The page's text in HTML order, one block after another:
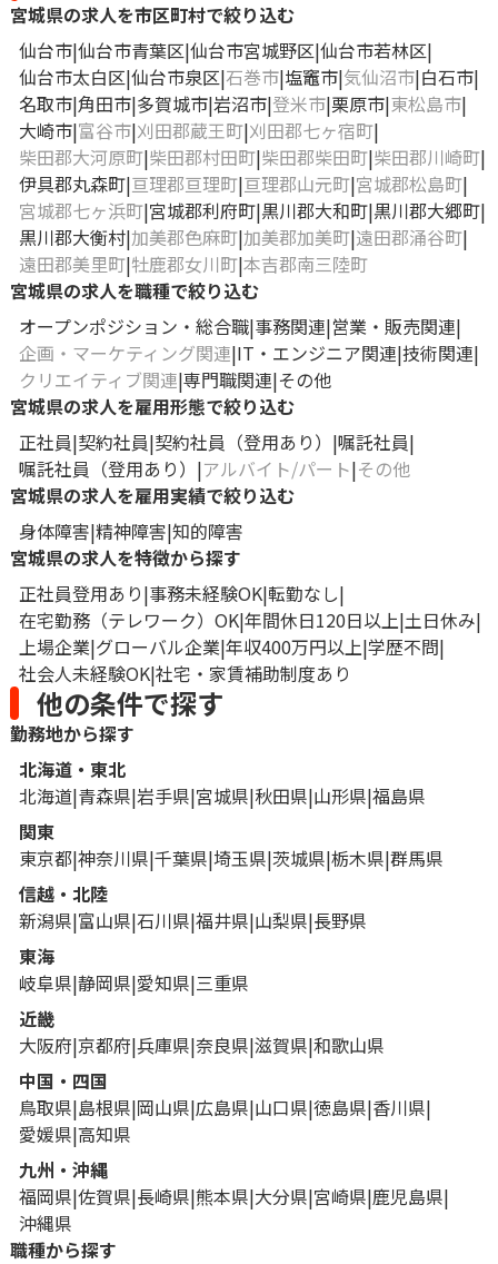
宮城県の求人を市区町村で絞り込む
仙台市 仙台市青葉区 仙台市宮城野区 仙台市若林区
仙台市太白区 仙台市泉区 石巻市 塩竈市 気仙沼市 白石市
名取市 角田市 多賀城市 岩沼市 登米市 栗原市 東松島市
大崎市 富谷市 刈田郡蔵王町 刈田郡七ヶ宿町
柴田郡大河原町 柴田郡村田町 柴田郡柴田町 柴田郡川崎町
伊具郡丸森町 亘理郡亘理町 亘理郡山元町 宮城郡松島町
宮城郡七ヶ浜町 宮城郡利府町 黒川郡大和町 黒川郡大郷町
黒川郡大衡村 加美郡色麻町 加美郡加美町 遠田郡涌谷町
遠田郡美里町 牡鹿郡女川町 本吉郡南三陸町
宮城県の求人を職種で絞り込む
オープンポジション・総合職 事務関連 営業・販売関連
企画・マーケティング関連 IT・エンジニア関連 技術関連
クリエイティブ関連 専門職関連 その他
宮城県の求人を雇用形態で絞り込む
正社員 契約社員 契約社員（登用あり）
嘱託社員
嘱託社員（登用あり）
アルバイト/パート その他
宮城県の求人を雇用実績で絞り込む
身体障害 精神障害 知的障害
宮城県の求人を特徴から探す
正社員登用あり 事務未経験OK 転勤なし
在宅勤務（テレワーク）OK 年間休日120日以上 土日休み
上場企業 グローバル企業 年収400万円以上 学歴不問
社会人未経験OK 社宅・家賃補助制度あり
他の条件で探す
勤務地から探す
北海道・東北
北海道 青森県 岩手県 宮城県 秋田県 山形県 福島県
関東
東京都 神奈川県 千葉県 埼玉県 茨城県 栃木県 群馬県
信越・北陸
新潟県 富山県 石川県 福井県 山梨県 長野県
東海
岐阜県 静岡県 愛知県 三重県
近畿
大阪府 京都府 兵庫県 奈良県 滋賀県 和歌山県
中国・四国
鳥取県 島根県 岡山県 広島県 山口県 徳島県 香川県
愛媛県 高知県
九州・沖縄
福岡県 佐賀県 長崎県 熊本県 大分県 宮崎県 鹿児島県
沖縄県
職種から探す